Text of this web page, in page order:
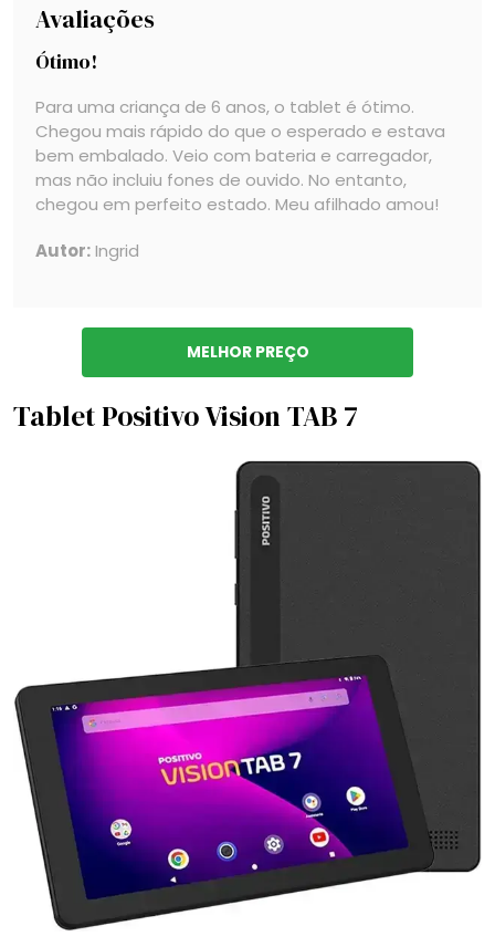
Avaliações
Ótimo!
Para uma criança de 6 anos, o tablet é ótimo.
Chegou mais rápido do que o esperado e estava
bem embalado. Veio com bateria e carregador,
mas não incluiu fones de ouvido. No entanto,
chegou em perfeito estado. Meu afilhado amou!
Autor:Ingrid
MELHOR PREÇO
Tablet Positivo Vision TAB 7